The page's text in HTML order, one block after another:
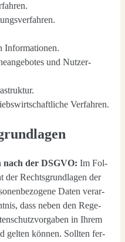
Infor­ma­tio­nen.
und Nut­zer­
Ver­fah­ren.
nach der DSGVO:Im Fol­
der Rechts­grund­la­gen der
Daten ver­ar­
dass neben den Rege­
in Ihrem
gel­ten kön­nen. Soll­ten fer­